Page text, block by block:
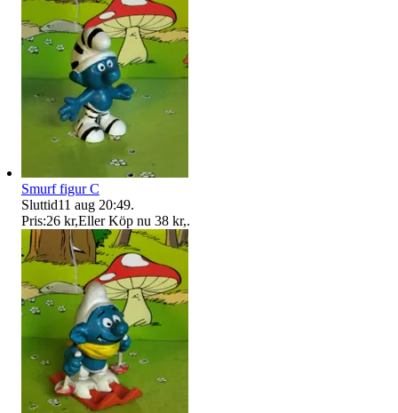
Smurf figur C
Sluttid11 aug 20:49.
Pris:26 kr,Eller Köp nu 38 kr,.